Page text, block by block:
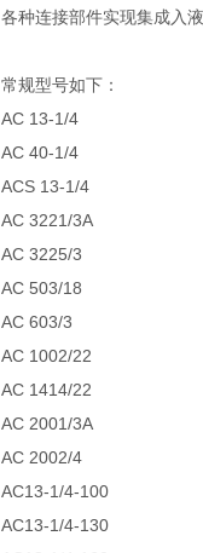
各种连接部件实现集成入
常规型号如下：
AC 13-1/4
AC 40-1/4
ACS 13-1/4
AC 3221/3A
AC 3225/3
AC 503/18
AC 603/3
AC 1002/22
AC 1414/22
AC 2001/3A
AC 2002/4
AC13-1/4-100
AC13-1/4-130